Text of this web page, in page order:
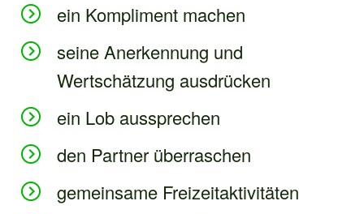
ein Kompliment machen
seine Anerkennung und
Wertschätzung ausdrücken
ein Lob aussprechen
den Partner überraschen
gemeinsame Freizeitaktivitäten